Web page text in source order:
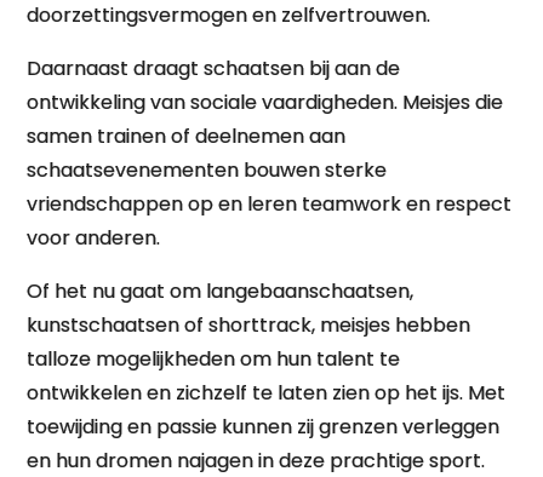
doorzettingsvermogen en zelfvertrouwen.
Daarnaast draagt schaatsen bij aan de
ontwikkeling van sociale vaardigheden. Meisjes die
samen trainen of deelnemen aan
schaatsevenementen bouwen sterke
vriendschappen op en leren teamwork en respect
voor anderen.
Of het nu gaat om langebaanschaatsen,
kunstschaatsen of shorttrack, meisjes hebben
talloze mogelijkheden om hun talent te
ontwikkelen en zichzelf te laten zien op het ijs. Met
toewijding en passie kunnen zij grenzen verleggen
en hun dromen najagen in deze prachtige sport.